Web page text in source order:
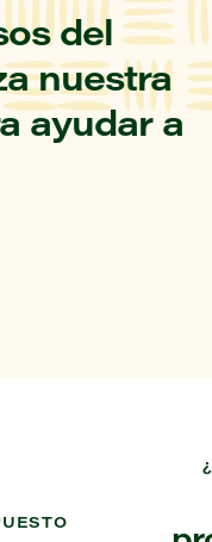
del
nuestra
ayudar a